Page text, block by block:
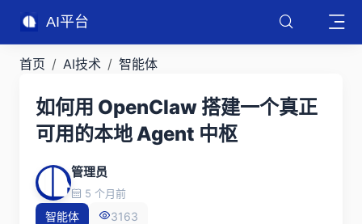
AI平台
首页 AI技术 智能体
如何用 OpenClaw 搭建一个真正
可用的本地 Agent 中枢
管理员
5 个月前
智能体 3163